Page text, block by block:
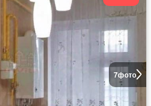
7фото